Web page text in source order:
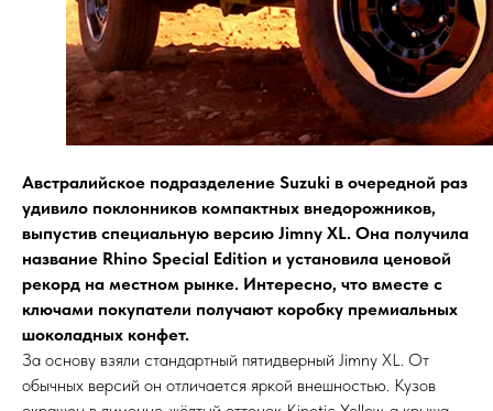
Австралийское подразделение Suzuki в очередной раз
удивило поклонников компактных внедорожников,
выпустив специальную версию Jimny XL. Она получила
название Rhino Special Edition и установила ценовой
рекорд на местном рынке. Интересно, что вместе с
ключами покупатели получают коробку премиальных
шоколадных конфет.
За основу взяли стандартный пятидверный Jimny XL. От
обычных версий он отличается яркой внешностью. Кузов